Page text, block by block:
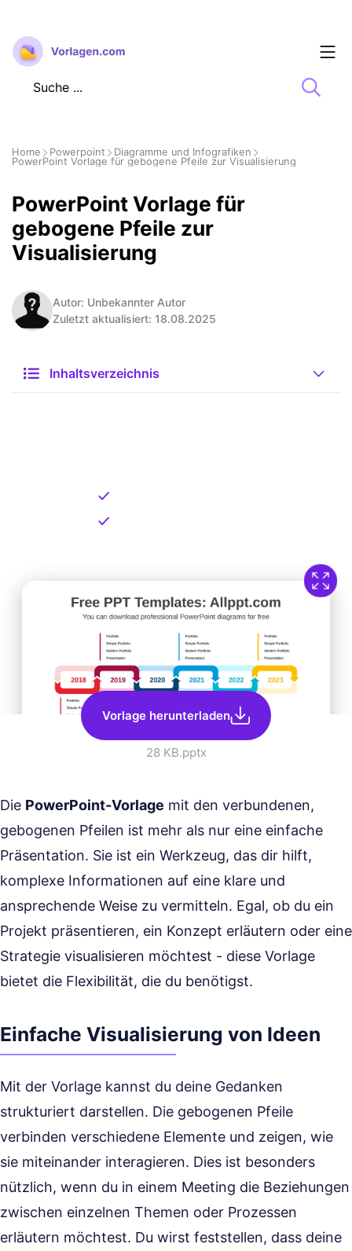
Zum
Inhalt
springen
Home Powerpoint
Diagramme und Infografiken
PowerPoint Vorlage für gebogene Pfeile zur Visualisierung
PowerPoint Vorlage für
gebogene Pfeile zur
Visualisierung
Autor: Unbekannter Autor
Zuletzt aktualisiert: 18.08.2025
Inhaltsverzeichnis
Vorlage herunterladen
28 KB.pptx
Die PowerPoint-Vorlage mit den verbundenen,
gebogenen Pfeilen ist mehr als nur eine einfache
Präsentation. Sie ist ein Werkzeug, das dir hilft,
komplexe Informationen auf eine klare und
ansprechende Weise zu vermitteln. Egal, ob du ein
Projekt präsentieren, ein Konzept erläutern oder eine
Strategie visualisieren möchtest - diese Vorlage
bietet die Flexibilität, die du benötigst.
Einfache Visualisierung von Ideen
Mit der Vorlage kannst du deine Gedanken
strukturiert darstellen. Die gebogenen Pfeile
verbinden verschiedene Elemente und zeigen, wie
sie miteinander interagieren. Dies ist besonders
nützlich, wenn du in einem Meeting die Beziehungen
zwischen einzelnen Themen oder Prozessen
erläutern möchtest. Du wirst feststellen, dass deine